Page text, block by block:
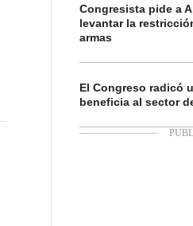
Congresista pide a
levantar la
armas
El Congreso radicó
beneficia al sector